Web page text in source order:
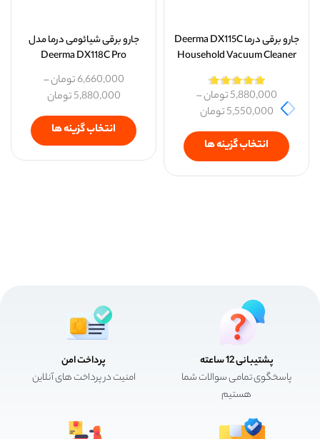
جارو برقی درما Deerma DX115C
Household Vacuum Cleaner
5,880,000تومان–
5,550,000تومان
انتخاب گزینه ها
جارو برقی شیائومی درما مدل
Deerma DX118C Pro
6,660,000تومان–
5,880,000تومان
انتخاب گزینه ها
پشتیبانی 12 ساعته
پاسخگوی تمامی سوالات شما
هستیم
پرداخت امن
امنیت در پرداخت های آنلاین